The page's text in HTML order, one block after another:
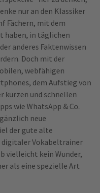
nur an den Klassiker
Fächern, mit dem
haben, in täglichen
anderes Faktenwissen
Doch mit der
webfähigen
dem Aufstieg von
kurzen und schnellen
wie WhatsApp & Co.
neue
der gute alte
Vokabeltrainer
vielleicht kein Wunder,
als eine spezielle Art